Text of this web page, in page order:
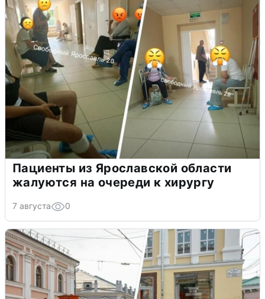
Пациенты из Ярославской области
жалуются на очереди к хирургу
7 августа 0